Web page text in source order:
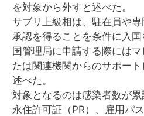
を対象から外すと述べた。
サブリ上級相は、駐在員や
承認を得ることを条件に入
国管理局に申請する際には
たは関連機関からのサポー
述べた。
対象となるのは感染者数が累
永住許可証（PR）、雇用パ